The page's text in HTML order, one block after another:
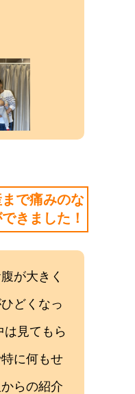
で痛みのな
きました！
が大きく
どくなっ
は見てもら
に何もせ
らの紹介